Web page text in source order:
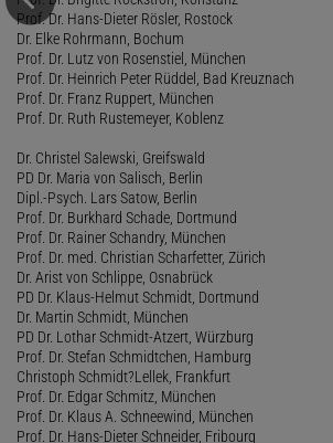
Prof. Dr. Hans-Dieter Rösler, Rostock
Dr. Elke Rohrmann, Bochum
Prof. Dr. Lutz von Rosenstiel, München
Prof. Dr. Heinrich Peter Rüddel, Bad Kreuznach
Prof. Dr. Franz Ruppert, München
Prof. Dr. Ruth Rustemeyer, Koblenz
Dr. Christel Salewski, Greifswald
PD Dr. Maria von Salisch, Berlin
Dipl.-Psych. Lars Satow, Berlin
Prof. Dr. Burkhard Schade, Dortmund
Prof. Dr. Rainer Schandry, München
Prof. Dr. med. Christian Scharfetter, Zürich
Dr. Arist von Schlippe, Osnabrück
PD Dr. Klaus-Helmut Schmidt, Dortmund
Dr. Martin Schmidt, München
PD Dr. Lothar Schmidt-Atzert, Würzburg
Prof. Dr. Stefan Schmidtchen, Hamburg
Christoph Schmidt?Lellek, Frankfurt
Prof. Dr. Edgar Schmitz, München
Prof. Dr. Klaus A. Schneewind, München
Prof. Dr. Hans-Dieter Schneider, Fribourg